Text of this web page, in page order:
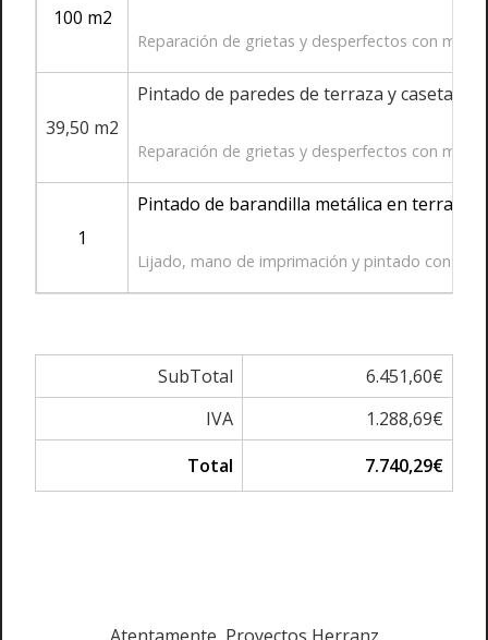
100 m2
Reparación de grietas y desperfectos con
39,50 m2
Pintado de paredes de terraza y caseta.
Reparación de grietas y desperfectos con
1
Pintado de barandilla metálica en terraza.
Lijado, mano de imprimación y pintado con
SubTotal
6.451,60€
IVA
1.288,69€
Total
7.740,29€